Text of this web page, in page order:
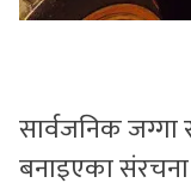
सार्वजनिक
बनाइएका